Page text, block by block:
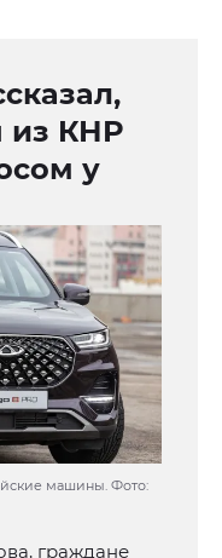
из КНР
у
машины. Фото:
граждане